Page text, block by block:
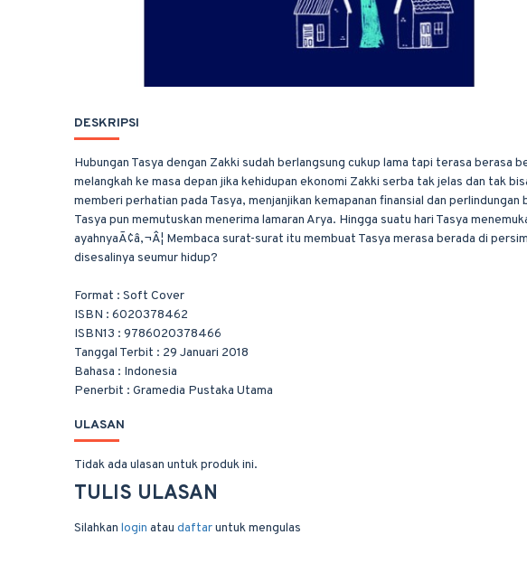
DESKRIPSI
Hubungan Tasya dengan Zakki sudah berlangsung cukup lama tapi terasa berasa
melangkah ke masa depan jika kehidupan ekonomi Zakki serba tak jelas dan tak
memberi perhatian pada Tasya, menjanjikan kemapanan finansial dan
Tasya pun memutuskan menerima lamaran Arya. Hingga suatu hari Tasya
ayahnyaÃ¢â‚¬Â¦ Membaca surat-surat itu membuat Tasya merasa berada di
disesalinya seumur hidup?
Format : Soft Cover
ISBN : 6020378462
ISBN13 : 9786020378466
Tanggal Terbit : 29 Januari 2018
Bahasa : Indonesia
Penerbit : Gramedia Pustaka Utama
ULASAN
Tidak ada ulasan untuk produk ini.
TULIS ULASAN
Silahkan login atau daftaruntuk mengulas